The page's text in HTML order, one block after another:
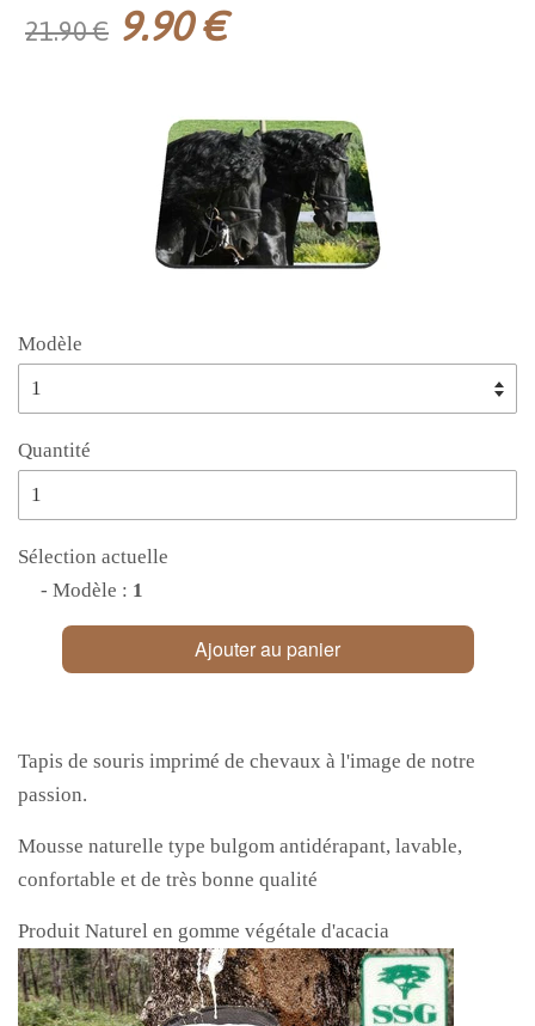
21.90 € 9.90 €
Modèle
Quantité
Sélection actuelle
- Modèle : 1
Ajouter au panier
Tapis de souris imprimé de chevaux à l'image de notre
passion.
Mousse naturelle type bulgom antidérapant, lavable,
confortable et de très bonne qualité
Produit Naturel en gomme végétale d'acacia